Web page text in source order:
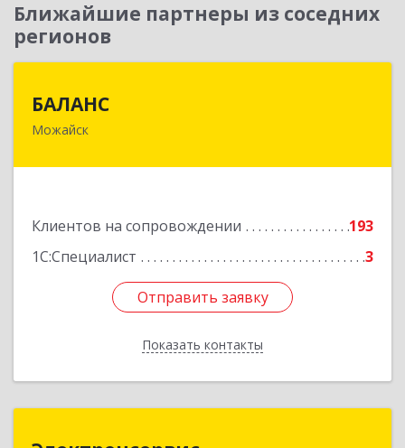
Ближайшие партнеры из соседних
регионов
БАЛАНС
Можайск
Клиентов на сопровождении
193
1С:Специалист
3
Отправить заявку
Показать контакты
143200, Московская обл, Можайский р-н,
Подробнее
Отправить заявку
Назад